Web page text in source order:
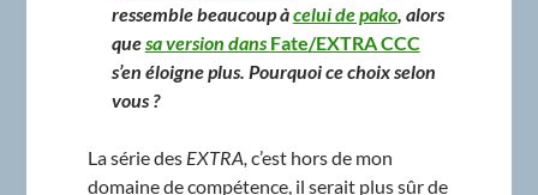
ressemble beaucoup àcelui de pako, alors
quesa version dans Fate/EXTRA CCC
s’en éloigne plus. Pourquoi ce choix selon
vous ?
La série des EXTRA, c’est hors de mon
domaine de compétence, il serait plus sûr de